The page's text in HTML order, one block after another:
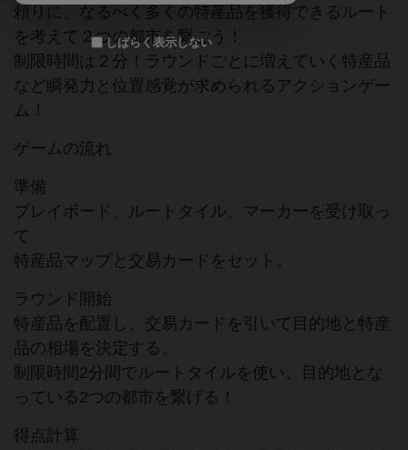
頼りに、なるべく多くの特産品を獲得できるルート
を考えて２つの都市を繋ごう！
制限時間は２分！ラウンドごとに増えていく特産品
など瞬発力と位置感覚が求められるアクションゲー
ム！
ゲームの流れ
準備
プレイボード、ルートタイル、マーカーを受け取っ
て
特産品マップと交易カードをセット。
ラウンド開始
特産品を配置し、交易カードを引いて目的地と特産
品の相場を決定する。
制限時間2分間でルートタイルを使い、目的地とな
っている2つの都市を繋げる！
得点計算
しばらく表示しない